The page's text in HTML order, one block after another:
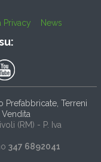
Privacy News
Prefabbricate, Terreni
(RM) - P. Iva
347 6892041